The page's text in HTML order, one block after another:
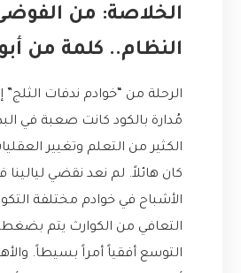
الخلاصة: من
النظام.. كلمة من
الرحلة من “خوادم ندفات الثلج”
مُدارة بالكود كانت صعبة في
الكثير من التعلم وتغيير
كان هائلاً. لم نعد نقضي
الأشباح في خوادم مختلفة
التعافي من الكوارث يتم
التوسع أفقياً أمراً بسيطاً.